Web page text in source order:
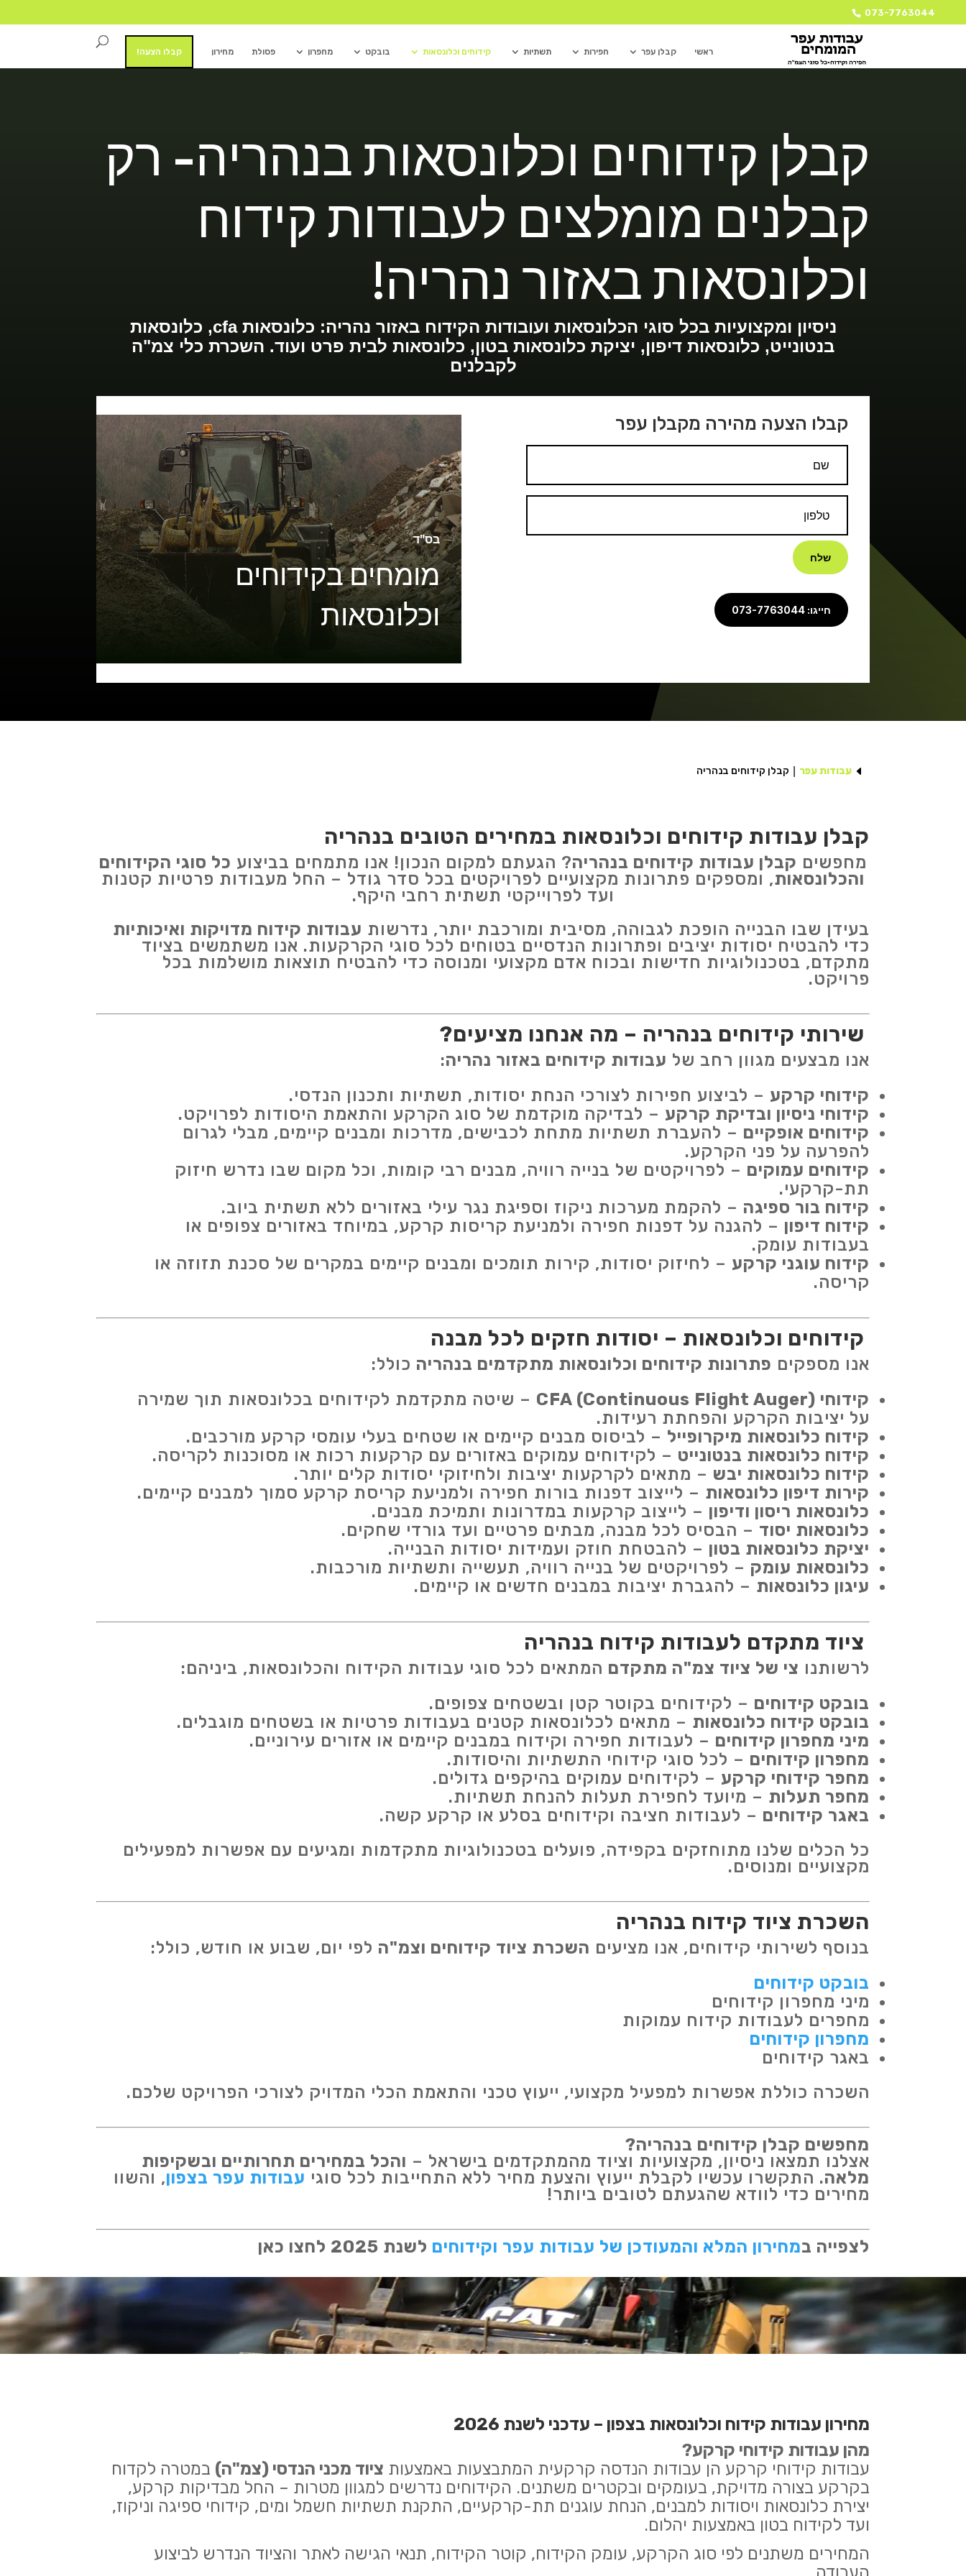
073-7763044
ראשי קבלן עפר חפירות תשתיות קידוחים וכלונסאות בובקט מחפרון פסולת מחירון קבלו הצעה!
קבלן קידוחים וכלונסאות בנהריה- רק
קבלנים מומלצים לעבודות קידוח
וכלונסאות באזור נהריה!
ניסיון ומקצועיות בכל סוגי הכלונסאות ועובודות הקידוח באזור נהריה: כלונסאות cfa, כלונסאות
בנטונייט, כלונסאות דיפון, יציקת כלונסאות בטון, כלונסאות לבית פרט ועוד. השכרת כלי צמ"ה
לקבלנים
בס"ד
מומחים בקידוחים
וכלונסאות
קבלו הצעה מהירה מקבלן עפר
שלח
חייגו: 073-7763044
Dעבודות עפר קבלן קידוחים בנהריה
קבלן עבודות קידוחים וכלונסאות במחירים הטובים בנהריה
מחפשים קבלן עבודות קידוחים בנהריה? הגעתם למקום הנכון! אנו מתמחים בביצוע כל סוגי הקידוחים
והכלונסאות, ומספקים פתרונות מקצועיים לפרויקטים בכל סדר גודל – החל מעבודות פרטיות קטנות
ועד לפרוייקטי תשתית רחבי היקף.
בעידן שבו הבנייה הופכת לגבוהה, מסיבית ומורכבת יותר, נדרשות עבודות קידוח מדויקות ואיכותיות
כדי להבטיח יסודות יציבים ופתרונות הנדסיים בטוחים לכל סוגי הקרקעות. אנו משתמשים בציוד
מתקדם, בטכנולוגיות חדישות ובכוח אדם מקצועי ומנוסה כדי להבטיח תוצאות מושלמות בכל
פרויקט.
שירותי קידוחים בנהריה – מה אנחנו מציעים?
אנו מבצעים מגוון רחב של עבודות קידוחים באזור נהריה:
קידוחי קרקע – לביצוע חפירות לצורכי הנחת יסודות, תשתיות ותכנון הנדסי.
קידוחי ניסיון ובדיקת קרקע – לבדיקה מוקדמת של סוג הקרקע והתאמת היסודות לפרויקט.
קידוחים אופקיים – להעברת תשתיות מתחת לכבישים, מדרכות ומבנים קיימים, מבלי לגרום
להפרעה על פני הקרקע.
קידוחים עמוקים – לפרויקטים של בנייה רוויה, מבנים רבי קומות, וכל מקום שבו נדרש חיזוק
תת-קרקעי.
קידוח בור ספיגה – להקמת מערכות ניקוז וספיגת נגר עילי באזורים ללא תשתית ביוב.
קידוח דיפון – להגנה על דפנות חפירה ולמניעת קריסות קרקע, במיוחד באזורים צפופים או
בעבודות עומק.
קידוח עוגני קרקע – לחיזוק יסודות, קירות תומכים ומבנים קיימים במקרים של סכנת תזוזה או
קריסה.
קידוחים וכלונסאות – יסודות חזקים לכל מבנה
אנו מספקים פתרונות קידוחים וכלונסאות מתקדמים בנהריה כולל:
קידוחי CFA (Continuous Flight Auger)
– שיטה מתקדמת לקידוחים בכלונסאות תוך שמירה
על יציבות הקרקע והפחתת רעידות.
קידוח כלונסאות מיקרופייל – לביסוס מבנים קיימים או שטחים בעלי עומסי קרקע מורכבים.
קידוח כלונסאות בנטונייט – לקידוחים עמוקים באזורים עם קרקעות רכות או מסוכנות לקריסה.
קידוח כלונסאות יבש – מתאים לקרקעות יציבות ולחיזוקי יסודות קלים יותר.
קירות דיפון כלונסאות – לייצוב דפנות בורות חפירה ולמניעת קריסת קרקע סמוך למבנים קיימים.
כלונסאות ריסון ודיפון – לייצוב קרקעות במדרונות ותמיכת מבנים.
כלונסאות יסוד – הבסיס לכל מבנה, מבתים פרטיים ועד גורדי שחקים.
יציקת כלונסאות בטון – להבטחת חוזק ועמידות יסודות הבנייה.
כלונסאות עומק – לפרויקטים של בנייה רוויה, תעשייה ותשתיות מורכבות.
עיגון כלונסאות – להגברת יציבות במבנים חדשים או קיימים.
ציוד מתקדם לעבודות קידוח בנהריה
לרשותנו צי של ציוד צמ"ה מתקדם המתאים לכל סוגי עבודות הקידוח והכלונסאות, ביניהם:
בובקט קידוחים – לקידוחים בקוטר קטן ובשטחים צפופים.
בובקט קידוח כלונסאות – מתאים לכלונסאות קטנים בעבודות פרטיות או בשטחים מוגבלים.
מיני מחפרון קידוחים – לעבודות חפירה וקידוח במבנים קיימים או אזורים עירוניים.
מחפרון קידוחים – לכל סוגי קידוחי התשתיות והיסודות.
מחפר קידוחי קרקע – לקידוחים עמוקים בהיקפים גדולים.
מחפר תעלות – מיועד לחפירת תעלות להנחת תשתיות.
באגר קידוחים – לעבודות חציבה וקידוחים בסלע או קרקע קשה.
כל הכלים שלנו מתוחזקים בקפידה, פועלים בטכנולוגיות מתקדמות ומגיעים עם אפשרות למפעילים
מקצועיים ומנוסים.
השכרת ציוד קידוח בנהריה
בנוסף לשירותי קידוחים, אנו מציעים השכרת ציוד קידוחים וצמ"ה לפי יום, שבוע או חודש, כולל:
בובקט קידוחים
מיני מחפרון קידוחים
מחפרים לעבודות קידוח עמוקות
מחפרון קידוחים
באגר קידוחים
השכרה כוללת אפשרות למפעיל מקצועי, ייעוץ טכני והתאמת הכלי המדויק לצורכי הפרויקט שלכם.
מחפשים קבלן קידוחים בנהריה?
אצלנו תמצאו ניסיון, מקצועיות וציוד מהמתקדמים בישראל – והכל במחירים תחרותיים ובשקיפות
מלאה. התקשרו עכשיו לקבלת ייעוץ והצעת מחיר ללא התחייבות לכל סוגי עבודות עפר בצפון, והשוו
מחירים כדי לוודא שהגעתם לטובים ביותר!
לצפייה במחירון המלא והמעודכן של עבודות עפר וקידוחים לשנת 2025 לחצו כאן
מחירון עבודות קידוח וכלונסאות בצפון – עדכני לשנת 2026
מהן עבודות קידוחי קרקע?
עבודות קידוחי קרקע הן עבודות הנדסה קרקעית המתבצעות באמצעות ציוד מכני הנדסי (צמ"ה) במטרה לקדוח
בקרקע בצורה מדויקת, בעומקים ובקטרים משתנים. הקידוחים נדרשים למגוון מטרות – החל מבדיקות קרקע,
יצירת כלונסאות ויסודות למבנים, הנחת עוגנים תת-קרקעיים, התקנת תשתיות חשמל ומים, קידוחי ספיגה וניקוז,
ועד לקידוח בטון באמצעות יהלום.
המחירים משתנים לפי סוג הקרקע, עומק הקידוח, קוטר הקידוח, תנאי הגישה לאתר והציוד הנדרש לביצוע